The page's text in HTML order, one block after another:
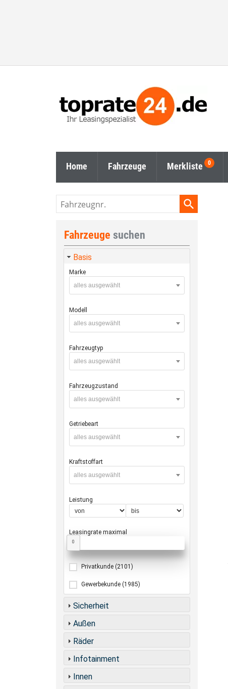
Home Fahrzeuge Merkliste
Fahrzeugnr.
Fahrzeuge suchen
Basis
Marke
alles ausgewählt
Modell
alles ausgewählt
Fahrzeugtyp
alles ausgewählt
Fahrzeugzustand
alles ausgewählt
Getriebeart
alles ausgewählt
Kraftstoffart
alles ausgewählt
Leistung
Leasingrate maximal
0
Privatkunde (2101)
Gewerbekunde (1985)
Sicherheit
Außen
Räder
Infotainment
Innen